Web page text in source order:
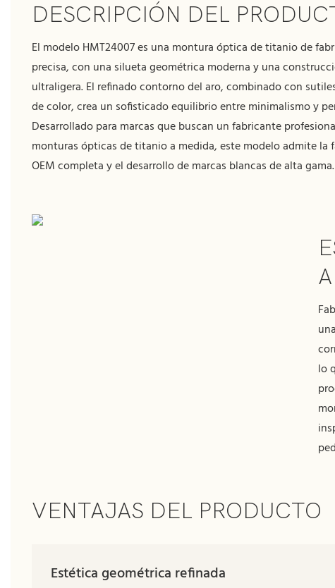
DESCRIPCIÓN DEL
El modelo HMT24007 es una montura óptica de titanio de
precisa, con una silueta geométrica moderna y una
ultraligera. El refinado contorno del aro, combinado con
de color, crea un sofisticado equilibrio entre minimalismo y
Desarrollado para marcas que buscan un fabricante
monturas ópticas de titanio a medida, este modelo admite la
OEM completa y el desarrollo de marcas blancas de alta gama.
lo
VENTAJAS DEL PRODUCTO
Estética geométrica refinada